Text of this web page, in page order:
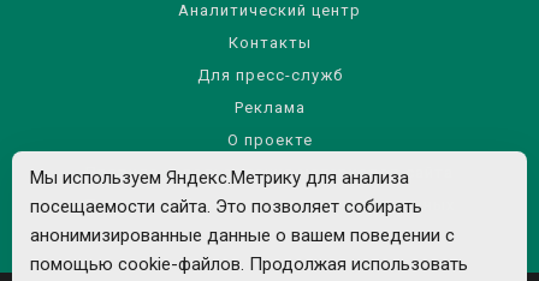
Аналитический центр
Контакты
Для пресс-служб
Реклама
О проекте
Правила использования материалов сайта
Политика обработки персональных данных
Мы используем Яндекс.Метрику для анализа
посещаемости сайта. Это позволяет собирать
анонимизированные данные о вашем поведении с
помощью cookie-файлов. Продолжая использовать